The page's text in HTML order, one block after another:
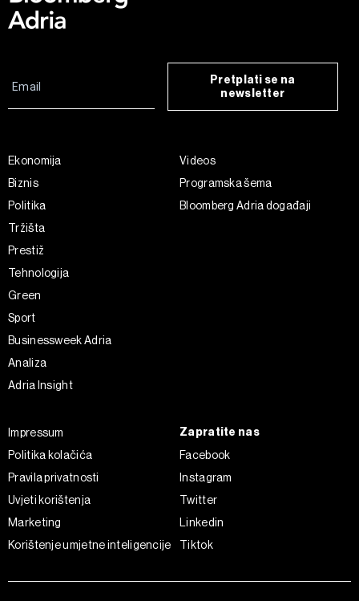
Pretplati se na
newsletter
Ekonomija
Biznis
Politika
Tržišta
Prestiž
Tehnologija
Green
Sport
Businessweek Adria
Analiza
Adria Insight
Videos
Programska šema
Bloomberg Adria događaji
Impressum
Politika kolačića
Pravila privatnosti
Uvjeti korištenja
Marketing
Korištenje umjetne inteligencije
Zapratite nas
Facebook
Instagram
Twitter
Linkedin
Tiktok